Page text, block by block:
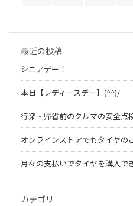
最近の投稿
シニアデー！
本日【レディースデー】(^^)/
行楽・帰省前のクルマの安全点
オンラインストアでもタイヤ
月々の支払いでタイヤを購入で
カテゴリ